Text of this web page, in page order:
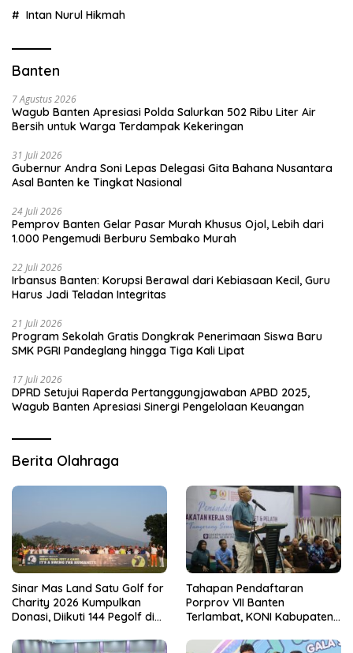
Intan Nurul Hikmah
Banten
7 Agustus 2026
Wagub Banten Apresiasi Polda Salurkan 502 Ribu Liter Air
Bersih untuk Warga Terdampak Kekeringan
31 Juli 2026
Gubernur Andra Soni Lepas Delegasi Gita Bahana Nusantara
Asal Banten ke Tingkat Nasional
24 Juli 2026
Pemprov Banten Gelar Pasar Murah Khusus Ojol, Lebih dari
1.000 Pengemudi Berburu Sembako Murah
22 Juli 2026
Irbansus Banten: Korupsi Berawal dari Kebiasaan Kecil, Guru
Harus Jadi Teladan Integritas
21 Juli 2026
Program Sekolah Gratis Dongkrak Penerimaan Siswa Baru
SMK PGRI Pandeglang hingga Tiga Kali Lipat
17 Juli 2026
DPRD Setujui Raperda Pertanggungjawaban APBD 2025,
Wagub Banten Apresiasi Sinergi Pengelolaan Keuangan
Berita Olahraga
Sinar Mas Land Satu Golf for
Charity 2026 Kumpulkan
Donasi, Diikuti 144 Pegolf di
Tahapan Pendaftaran
Porprov VII Banten
Terlambat, KONI Kabupaten
Kesiapan Panitia